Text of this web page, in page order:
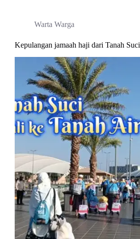
Warta Warga
Kepulangan jamaah haji dari Tanah Suci